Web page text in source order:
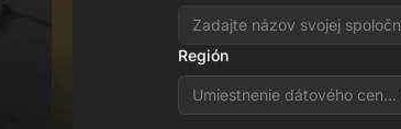
Región
Umiestnenie dátového centra